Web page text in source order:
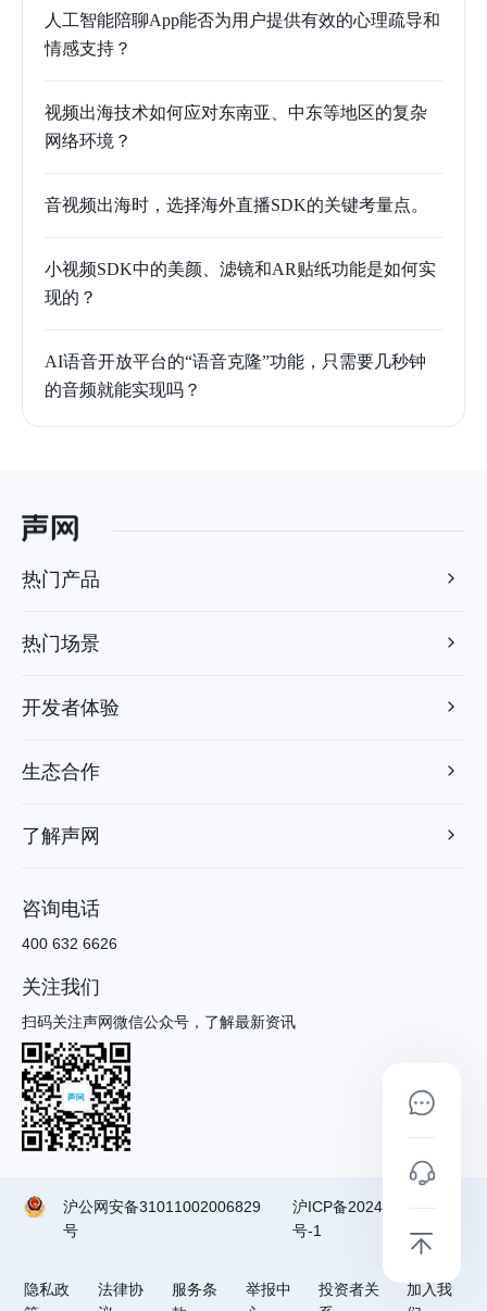
人工智能陪聊App能否为用户提供有效的心理疏导和
情感支持？
视频出海技术如何应对东南亚、中东等地区的复杂
网络环境？
音视频出海时，选择海外直播SDK的关键考量点。
小视频SDK中的美颜、滤镜和AR贴纸功能是如何实
现的？
AI语音开放平台的“语音克隆”功能，只需要几秒钟
的音频就能实现吗？
热门产品
热门场景
开发者体验
生态合作
了解声网
咨询电话
400 632 6626
关注我们
扫码关注声网微信公众号，了解最新资讯
沪公网安备31011002006829
号
沪ICP备2024090791
号-1
隐私政
法律协
服务条
举报中
投资者关
加入我